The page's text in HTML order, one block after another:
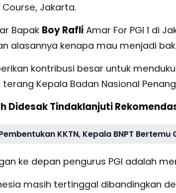
Jakarta.
Bapak Boy RafliAmar For PGI 1 di
alasannya kenapa mau menjadi
kontribusi besar untuk
terang Kepala Badan Nasional
Didesak Tindaklanjuti
KKTN, Kepala BNPT
ke depan pengurus PGI adalah
masih tertinggal dibandingkan